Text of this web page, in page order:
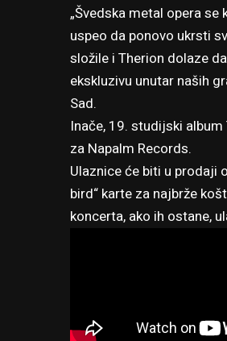
„Švedska metal opera
uspeo da ponovo ukrsti
složile i Therion dolaze
ekskluzivu unutar naših
Sad.
Inače, 19. studijski
za Napalm Records.
Ulaznice će biti u prodaji
bird“ karte za najbrže
koncerta, ako ih ostane,